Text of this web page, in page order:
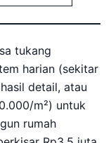
tukang
harian (sekitar
detail, atau
m²) untuk
rumah